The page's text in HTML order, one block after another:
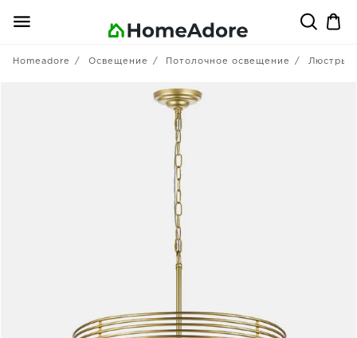
Homeadore Освещение Потолочное освещение Люстры